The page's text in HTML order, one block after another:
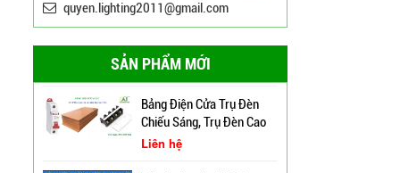
quyen.lighting2011@gmail.com
SẢN PHẨM MỚI
Bảng Điện Cửa Trụ Đèn
Áp
Liên hệ
Đèn Đường Led ATT-
NLMT-JD699 200W Năng
Lượng Mặt Trời
Sơn
Trụ Đèn Tín Hiệu Chớp